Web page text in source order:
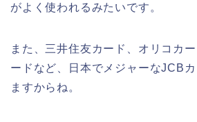
がよく使われるみたいです。
また、三井住友カード、オリコカ
ードなど、日本でメジャーなJCB
ますからね。